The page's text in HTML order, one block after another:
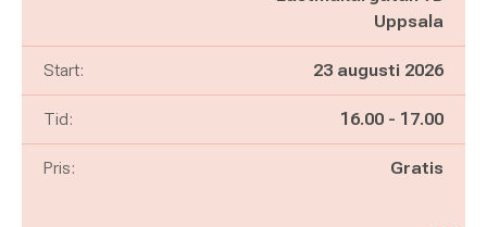
Uppsala
Start: 23 augusti 2026
Tid: Pågår mellan
16.00 - och
17.00
Pris: Gratis